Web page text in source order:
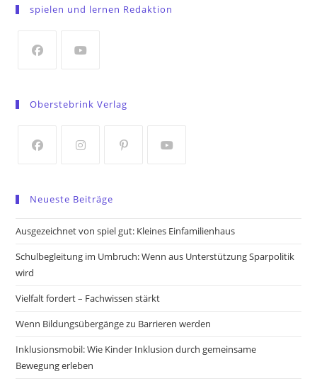
a
tab
spielen und lernen Redaktion
a
tab
tab
Oberstebrink Verlag
a
new
new
a
new
new
Neueste Beiträge
Ausgezeichnet von spiel gut: Kleines Einfamilienhaus
Schulbegleitung im Umbruch: Wenn aus Unterstützung Sparpolitik
wird
Vielfalt fordert – Fachwissen stärkt
Wenn Bildungsübergänge zu Barrieren werden
Inklusionsmobil: Wie Kinder Inklusion durch gemeinsame
Bewegung erleben